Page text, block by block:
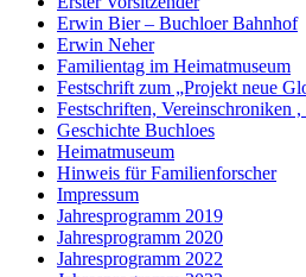
Erwin Bier – Buchloer Bahnhof
Erwin Neher
Familientag im Heimatmuseum
Festschrift zum „Projekt neue
Festschriften, Vereinschroniken
Geschichte Buchloes
Heimatmuseum
Hinweis für Familienforscher
Impressum
Jahresprogramm 2019
Jahresprogramm 2020
Jahresprogramm 2022